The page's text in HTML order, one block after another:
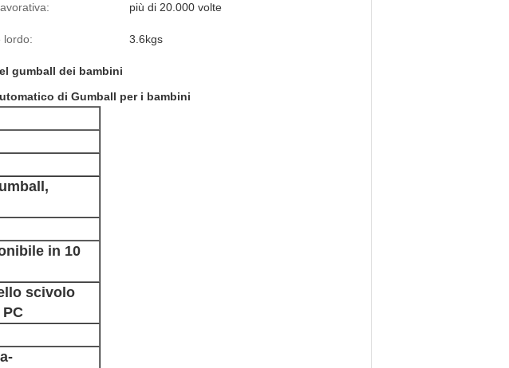
più di 20.000 volte
lordo: 3.6kgs
gumball dei bambini
di Gumball per i bambini
in 10
scivolo